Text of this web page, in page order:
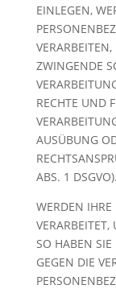
EINLEGEN,
ZWINGENDE
RECHTE UND
AUSÜBUNG
ABS. 1 DSGVO).
WERDEN
SO HABEN SIE
GEGEN DIE